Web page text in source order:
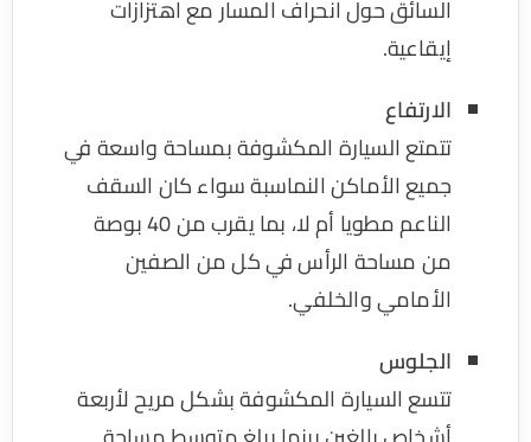
السائق حول انحراف المسار مع اهتزازات
إيقاعية.
الارتفاع
تتمتع السيارة المكشوفة بمساحة واسعة في
جميع الأماكن النماسبة سواء كان السقف
الناعم مطويا أم لا، بما يقرب من 40 بوصة
من مساحة الرأس في كل من الصفين
الأمامي والخلفي.
الجلوس
تتسع السيارة المكشوفة بشكل مريح لأربعة